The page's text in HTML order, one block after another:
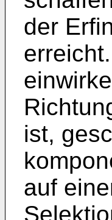
der
ist,
auf